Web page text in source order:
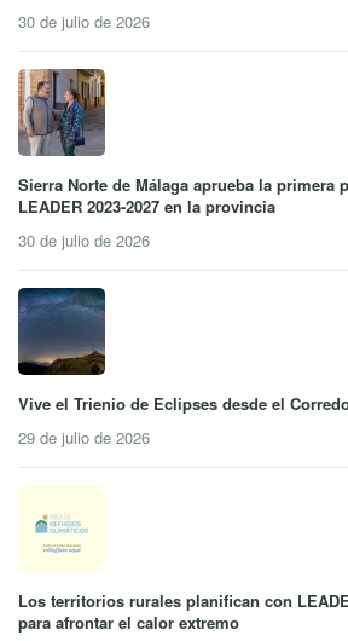
30 de julio de 2026
Sierra Norte de Málaga aprueba la primera
LEADER 2023-2027 en la provincia
30 de julio de 2026
Vive el Trienio de Eclipses desde el
29 de julio de 2026
Los territorios rurales planifican con
para afrontar el calor extremo